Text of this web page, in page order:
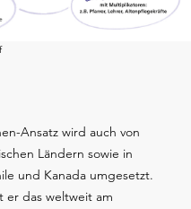
Ansatz wird auch von
Ländern sowie in
und Kanada umgesetzt.
er das weltweit am